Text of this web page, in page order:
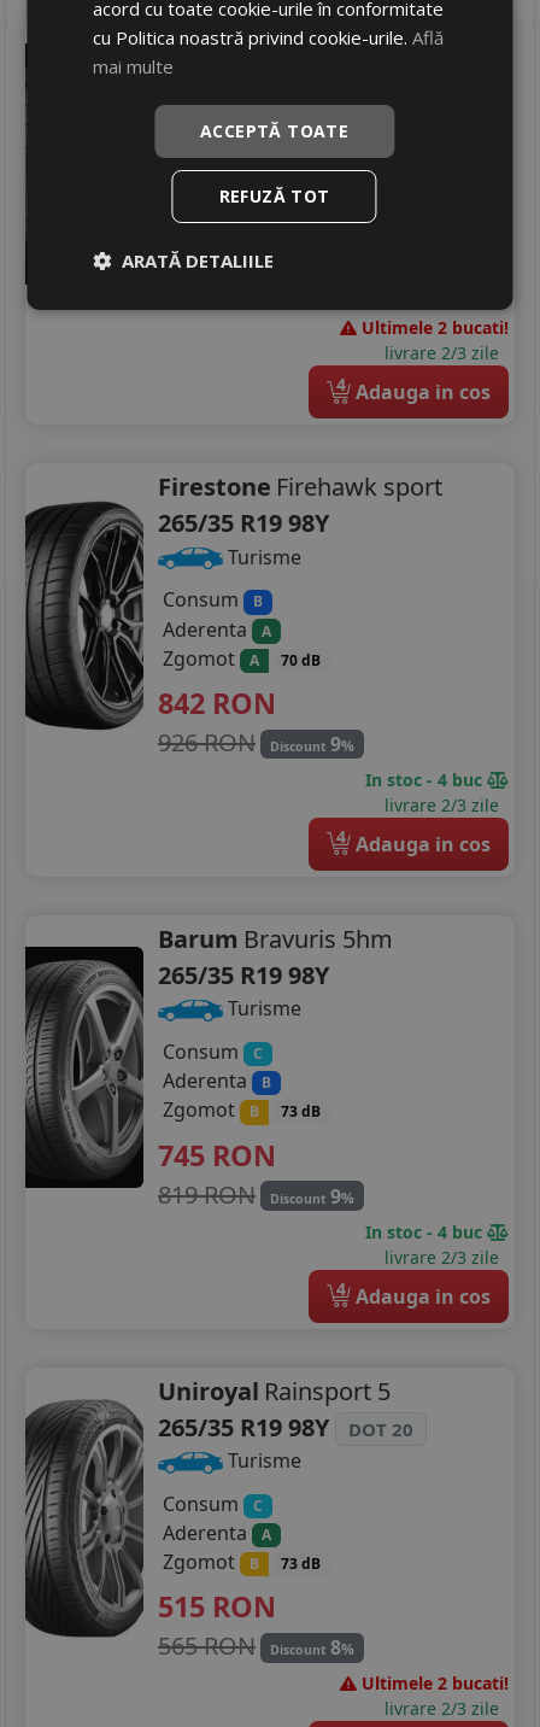
PetlasVelox sport pt741
265/35 R19 98W
Turisme
Aderenta
Zgomot B 72 dB
688RON
Ultimele 2 bucati!
livrare 2/3 zile
4 Adauga in cos
Firestone Firehawk sport
265/35 R19 98Y
Turisme
Consum
B
Aderenta A
Zgomot A 70 dB
842 RON
926 RON Discount 9%
In stoc - 4 buc
livrare 2/3 zile
4 Adauga in cos
Barum Bravuris 5hm
265/35 R19 98Y
Turisme
Consum
C
Aderenta B
Zgomot B 73 dB
745 RON
819 RON Discount 9%
In stoc - 4 buc
livrare 2/3 zile
4 Adauga in cos
Uniroyal Rainsport 5
265/35 R19 98Y
DOT 20
Turisme
Consum
C
Aderenta A
Zgomot B 73 dB
515 RON
565 RON Discount 8%
Ultimele 2 bucati!
livrare 2/3 zile
acord cu toate cookie-urile în conformitate
cu Politica noastră privind cookie-urile.Află
mai multe
ACCEPTĂ TOATE
REFUZĂ TOT
ARATĂ DETALIILE